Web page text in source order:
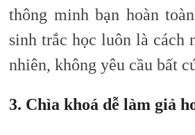
thông minh bạn hoàn
sinh trắc học luôn là cách
nhiên, không yêu cầu bất
3. Chìa khoá dễ làm giả